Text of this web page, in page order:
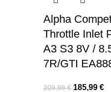
Alpha
Throttle Inlet
A3 S3 8V /
7R/GTI
209,99€ 185,99 €